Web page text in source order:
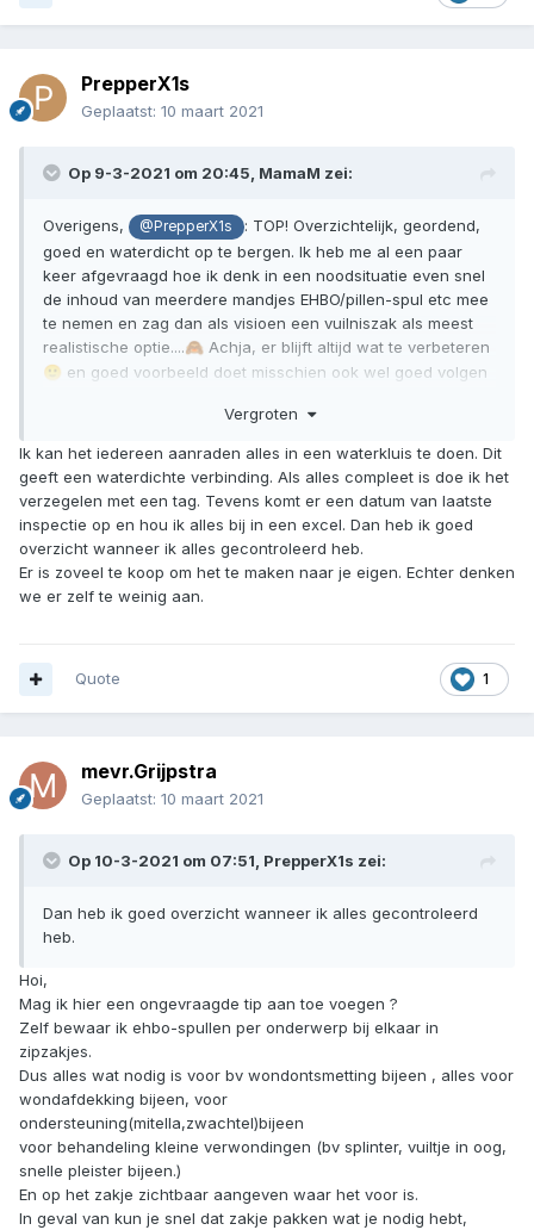
PrepperX1s
Geplaatst: 10 maart 2021
Op 9-3-2021 om 20:45, MamaM zei:
Overigens, @PrepperX1s
: TOP! Overzichtelijk, geordend,
goed en waterdicht op te bergen. Ik heb me al een paar
keer afgevraagd hoe ik denk in een noodsituatie even snel
de inhoud van meerdere mandjes EHBO/pillen-spul etc mee
te nemen en zag dan als visioen een vuilniszak als meest
realistische optie....🙈 Achja, er blijft altijd wat te verbeteren
🙂 en goed voorbeeld doet misschien ook wel goed volgen
Vergroten
Ik kan het iedereen aanraden alles in een waterkluis te doen. Dit
geeft een waterdichte verbinding. Als alles compleet is doe ik het
verzegelen met een tag. Tevens komt er een datum van laatste
inspectie op en hou ik alles bij in een excel. Dan heb ik goed
overzicht wanneer ik alles gecontroleerd heb.
Er is zoveel te koop om het te maken naar je eigen. Echter denken
we er zelf te weinig aan.
1
Quote
mevr.Grijpstra
Geplaatst: 10 maart 2021
Op 10-3-2021 om 07:51, PrepperX1s zei:
Dan heb ik goed overzicht wanneer ik alles gecontroleerd
heb.
Hoi,
Mag ik hier een ongevraagde tip aan toe voegen ?
Zelf bewaar ik ehbo-spullen per onderwerp bij elkaar in
zipzakjes.
Dus alles wat nodig is voor bv wondontsmetting bijeen , alles voor
wondafdekking bijeen, voor
ondersteuning(mitella,zwachtel)bijeen
voor behandeling kleine verwondingen (bv splinter, vuiltje in oog,
snelle pleister bijeen.)
En op het zakje zichtbaar aangeven waar het voor is.
In geval van kun je snel dat zakje pakken wat je nodig hebt,